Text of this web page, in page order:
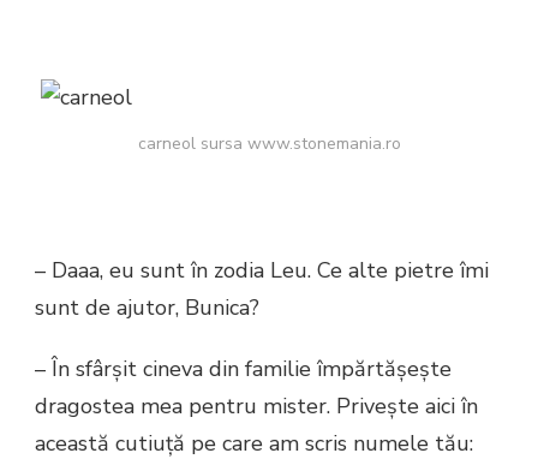
carneol sursa www.stonemania.ro
– Daaa, eu sunt în zodia Leu. Ce alte pietre îmi
sunt de ajutor, Bunica?
– În sfârșit cineva din familie împărtășește
dragostea mea pentru mister. Privește aici în
această cutiuță pe care am scris numele tău: